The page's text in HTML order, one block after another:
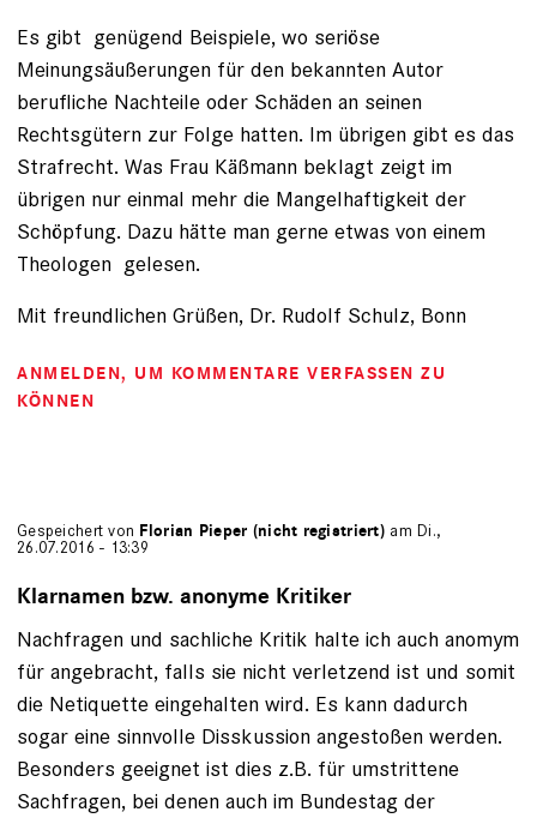
Es gibt genügend Beispiele, wo seriöse
Meinungsäußerungen für den bekannten Autor
berufliche Nachteile oder Schäden an seinen
Rechtsgütern zur Folge hatten. Im übrigen gibt es das
Strafrecht. Was Frau Käßmann beklagt zeigt im
übrigen nur einmal mehr die Mangelhaftigkeit der
Schöpfung. Dazu hätte man gerne etwas von einem
Theologen gelesen.
Mit freundlichen Grüßen, Dr. Rudolf Schulz, Bonn
ANMELDEN, UM KOMMENTARE VERFASSEN ZU
KÖNNEN
Gespeichert von Florian Pieper (nicht registriert) am Di.,
26.07.2016 - 13:39
Klarnamen bzw. anonyme Kritiker
Nachfragen und sachliche Kritik halte ich auch anomym
für angebracht, falls sie nicht verletzend ist und somit
die Netiquette eingehalten wird. Es kann dadurch
sogar eine sinnvolle Disskussion angestoßen werden.
Besonders geeignet ist dies z.B. für umstrittene
Sachfragen, bei denen auch im Bundestag der